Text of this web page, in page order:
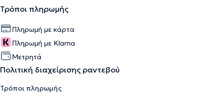
Τρόποι πληρωμής
Πληρωμή με κάρτα
Πληρωμή με Klarna
Μετρητά
Πολιτική διαχείρισης ραντεβού
Τρόποι πληρωμής